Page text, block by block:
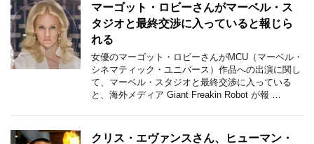
マーゴット・ロビーさんがマーベル・ス
タジオと最終交渉に入っていると報じら
れる
女優のマーゴット・ロビーさんがMCU（マーベル・
シネマティック・ユニバース）作品への出演に関し
て、マーベル・スタジオと最終交渉に入っている
と、海外メディア Giant Freakin Robot が報 …
クリス・エヴァンスさん、ヒューマン・